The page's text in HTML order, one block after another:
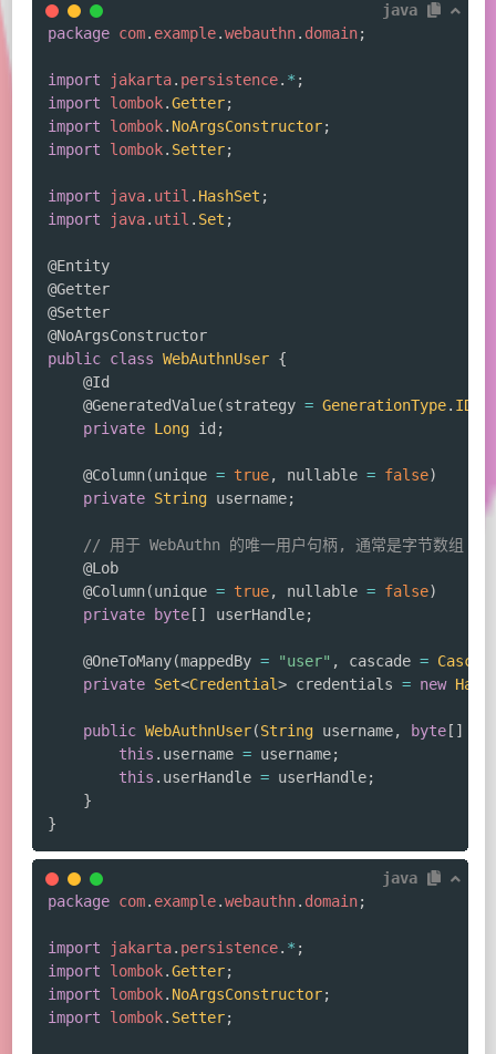
java
package com. example.webauthn. domain;
import jakarta. persistence. * ;
import
lombok.Getter;
import
lombok. NoArgsConstructor;
import
lombok. Setter;
import java. util . HashSet ;
import
java. util . Set ;
@Entity
@Getter
@Setter
@NoArgsConstructor
public class WebAuthnUser {
@Id
@GeneratedValue(strategy = GenerationType.
private Long id ;
@Column(unique = true, nullable = false)
private String username;
// 用于 WebAuthn 的唯一用户句柄, 通常是字节数组
@Lob
@Column(unique = true, nullable = false)
private
byte[ ] userHandle;
@OneToMany(mappedBy = "user" , cascade =
private Set<Credential> credentials = new
public WebAuthnUser(String username, byte[ ]
this . username = username;
this . userHandle = userHandle;
}
}
java
package com. example.webauthn. domain;
import jakarta. persistence. * ;
import
lombok.Getter;
import
lombok. NoArgsConstructor;
import
lombok. Setter;